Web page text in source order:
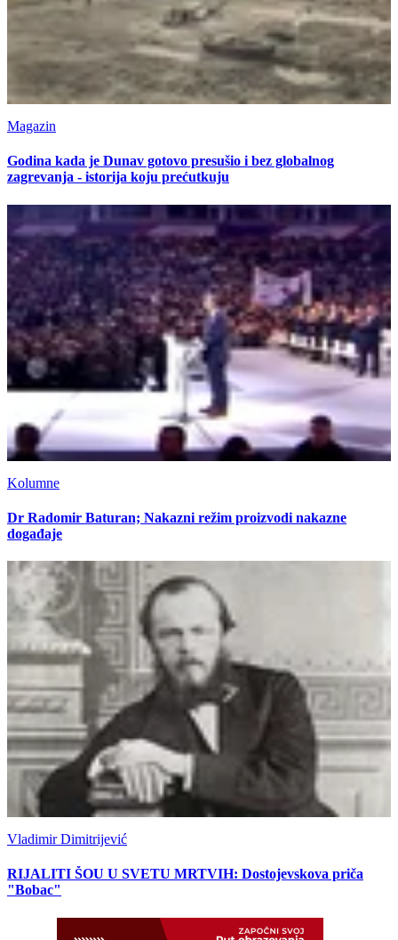
Magazin
Godina kada je Dunav gotovo presušio i bez globalnog
zagrevanja - istorija koju prećutkuju
Kolumne
Dr Radomir Baturan; Nakazni režim proizvodi nakazne
događaje
Vladimir Dimitrijević
RIJALITI ŠOU U SVETU MRTVIH: Dostojevskova priča
"Bobac"